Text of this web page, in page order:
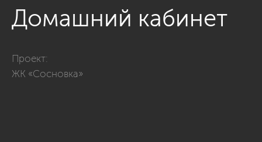
Домашний кабинет
Проект:
ЖК «Сосновка»